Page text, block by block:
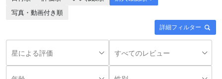
詳細フィルター
写真・動画付き順